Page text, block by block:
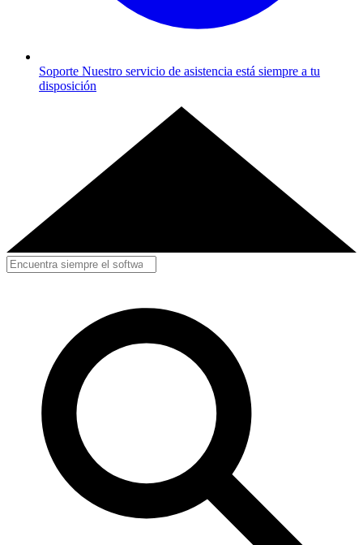
Soporte Nuestro servicio de asistencia está siempre a tu
disposición